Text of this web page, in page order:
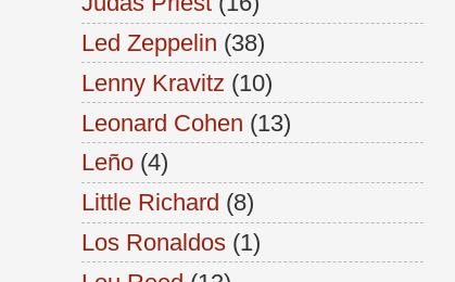
Led Zeppelin (38)
Lenny Kravitz (10)
Leonard Cohen (13)
Leño (4)
Little Richard (8)
Los Ronaldos (1)